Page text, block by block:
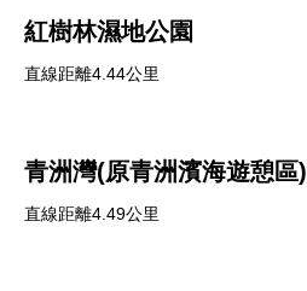
紅樹林濕地公園
直線距離4.44公里
青洲灣(原青洲濱海遊憩區)
直線距離4.49公里